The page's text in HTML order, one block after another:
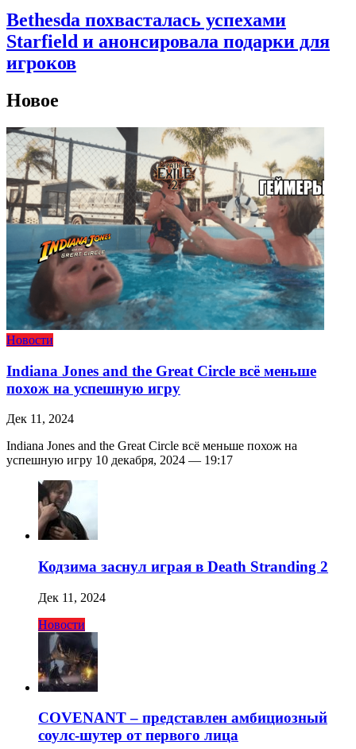
Bethesda похвасталась успехами
Starfield и анонсировала подарки для
игроков
Новое
Новости
Indiana Jones and the Great Circle всё меньше
похож на успешную игру
Дек 11, 2024
Indiana Jones and the Great Circle всё меньше похож на
успешную игру 10 декабря, 2024 — 19:17
Кодзима заснул играя в Death Stranding 2
Дек 11, 2024
Новости
COVENANT – представлен амбициозный
соулс-шутер от первого лица